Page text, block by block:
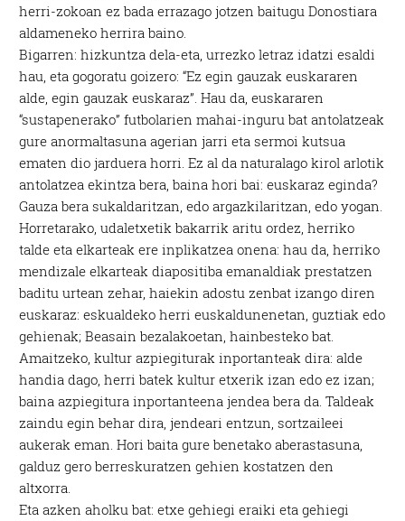
herri-zokoan ez bada errazago jotzen baitugu Donostiara
aldameneko herrira baino.
Bigarren: hizkuntza dela-eta, urrezko letraz idatzi esaldi
hau, eta gogoratu goizero: “Ez egin gauzak euskararen
alde, egin gauzak euskaraz”. Hau da, euskararen
“sustapenerako” futbolarien mahai-inguru bat antolatzeak
gure anormaltasuna agerian jarri eta sermoi kutsua
ematen dio jarduera horri. Ez al da naturalago kirol arlotik
antolatzea ekintza bera, baina hori bai: euskaraz eginda?
Gauza bera sukaldaritzan, edo argazkilaritzan, edo yogan.
Horretarako, udaletxetik bakarrik aritu ordez, herriko
talde eta elkarteak ere inplikatzea onena: hau da, herriko
mendizale elkarteak diapositiba emanaldiak prestatzen
baditu urtean zehar, haiekin adostu zenbat izango diren
euskaraz: eskualdeko herri euskaldunenetan, guztiak edo
gehienak; Beasain bezalakoetan, hainbesteko bat.
Amaitzeko, kultur azpiegiturak inportanteak dira: alde
handia dago, herri batek kultur etxerik izan edo ez izan;
baina azpiegitura inportanteena jendea bera da. Taldeak
zaindu egin behar dira, jendeari entzun, sortzaileei
aukerak eman. Hori baita gure benetako aberastasuna,
galduz gero berreskuratzen gehien kostatzen den
altxorra.
Eta azken aholku bat: etxe gehiegi eraiki eta gehiegi